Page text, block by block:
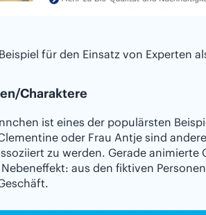
für den Einsatz von Experten
Charaktere
ist eines der populärsten
oder Frau Antje sind
zu werden. Gerade
aus den fiktiven